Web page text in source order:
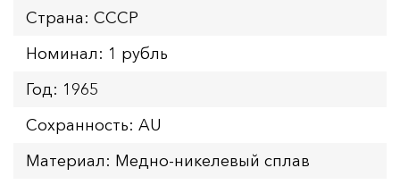
Страна: СССР
Номинал: 1 рубль
Год: 1965
Сохранность: AU
Материал: Медно-никелевый сплав